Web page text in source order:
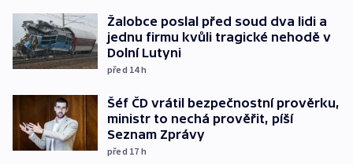
Žalobce poslal před soud dva lidi a
jednu firmu kvůli tragické nehodě v
Dolní Lutyni
před 14h
Šéf ČD vrátil bezpečnostní prověrku,
ministr to nechá prověřit, píší
Seznam Zprávy
před 17 h